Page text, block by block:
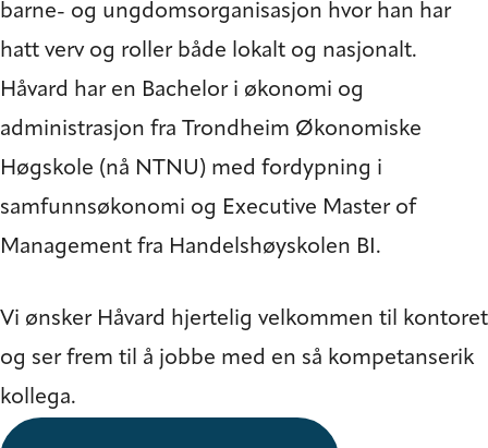
barne- og ungdomsorganisasjon hvor han har
hatt verv og roller både lokalt og nasjonalt.
Håvard har en Bachelor i økonomi og
administrasjon fra Trondheim Økonomiske
Høgskole (nå NTNU) med fordypning i
samfunnsøkonomi og Executive Master of
Management fra Handelshøyskolen BI.
Vi ønsker Håvard hjertelig velkommen til kontoret
og ser frem til å jobbe med en så kompetanserik
kollega.